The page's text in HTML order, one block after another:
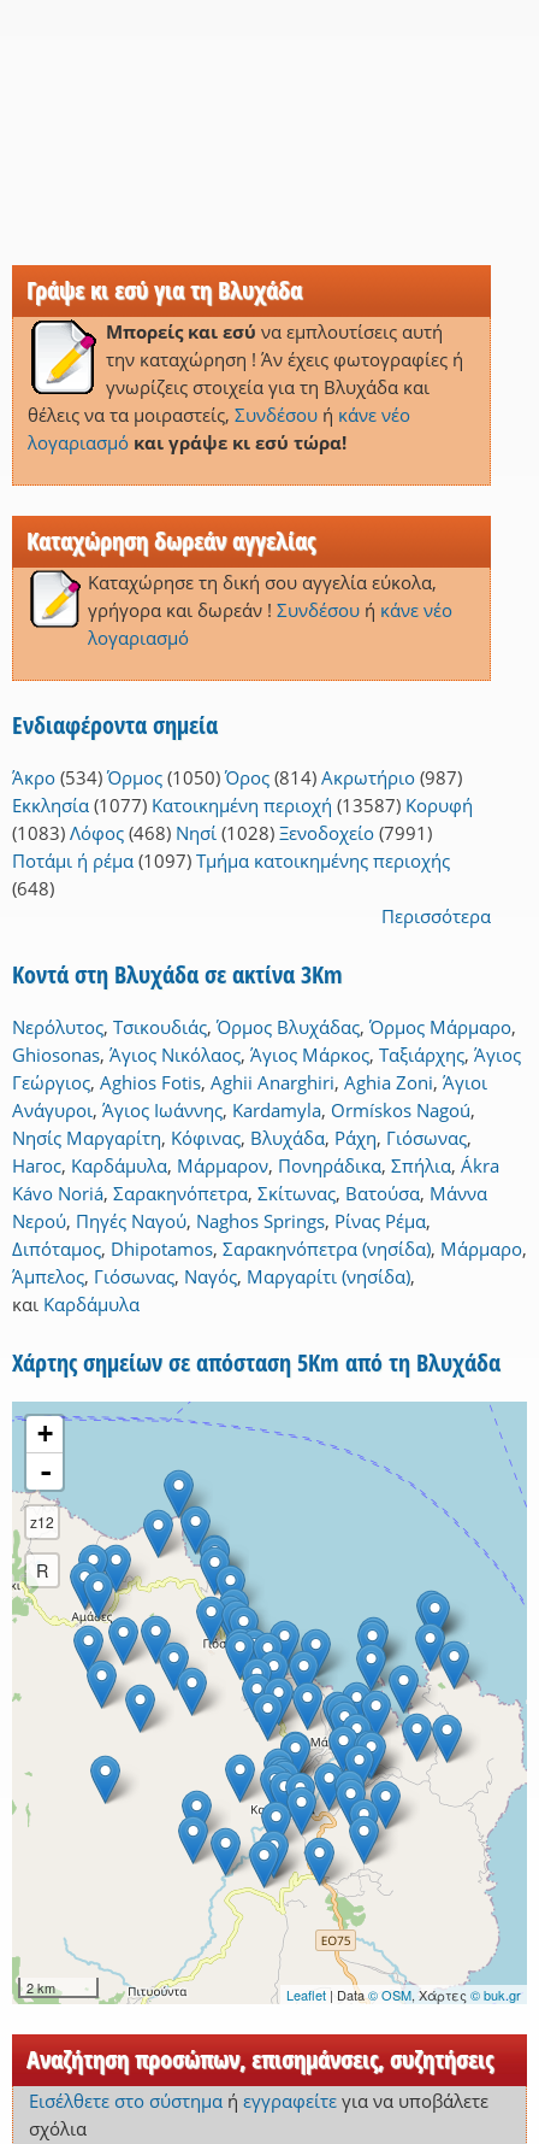
Γράψε κι εσύ για τη Βλυχάδα
Μπορείς και εσύ να εμπλουτίσεις αυτή
την καταχώρηση ! Άν έχεις φωτογραφίες ή
γνωρίζεις στοιχεία για τη Βλυχάδα και
θέλεις να τα μοιραστείς, Συνδέσουή κάνε νέο
λογαριασμό και γράψε κι εσύ τώρα!
Καταχώρηση δωρεάν αγγελίας
Καταχώρησε τη δική σου αγγελία εύκολα,
γρήγορα και δωρεάν ! Συνδέσουή κάνε νέο
λογαριασμό
Ενδιαφέροντα σημεία
Άκρο (534) Όρμος (1050) Όρος (814) Ακρωτήριο (987)
Εκκλησία (1077) Κατοικημένη περιοχή (13587) Κορυφή
(1083) Λόφος (468) Νησί (1028) Ξενοδοχείο (7991)
Ποτάμι ή ρέμα (1097) Τμήμα κατοικημένης περιοχής
(648)
Περισσότερα
Κοντά στη Βλυχάδα σε ακτίνα 3Km
Νερόλυτος, Τσικουδιάς,Όρμος Βλυχάδας,Όρμος Μάρμαρο,
Ghiosonas, Άγιος Νικόλαος, Άγιος Μάρκος, Ταξιάρχης, Άγιος
Γεώργιος, Aghios Fotis, Aghii Anarghiri, Aghia Zoni, Άγιοι
Ανάγυροι, Άγιος Ιωάννης, Kardamyla, Ormískos Nagoú,
Νησίς Μαργαρίτη, Κόφινας, Βλυχάδα, Ράχη, Γιόσωνας,
Нагос, Καρδάμυλα, Μάρμαρον, Πονηράδικα, Σπήλια, Ákra
Kávo Noriá, Σαρακηνόπετρα, Σκίτωνας, Βατούσα, Μάννα
Νερού, Πηγές Ναγού, Naghos Springs, Ρίνας Ρέμα,
Διπόταμος, Dhipotamos, Σαρακηνόπετρα (νησίδα), Μάρμαρο,
Άμπελος, Γιόσωνας, Ναγός, Μαργαρίτι (νησίδα),
και Καρδάμυλα
Χάρτης σημείων σε απόσταση 5Km από τη Βλυχάδα
+
-
z12
R
2 km Leaflet | Data© OSM, Χάρτες © buk.gr
Αναζήτηση προσώπων, επισημάνσεις, συζητήσεις
Εισέλθετε στο σύστημαή εγγραφείτεγια να υποβάλετε
σχόλια